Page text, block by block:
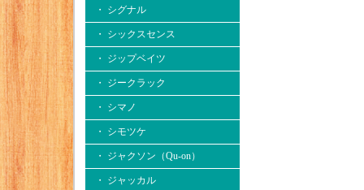
・ シグナル
・ シックスセンス
・ ジップベイツ
・ ジークラック
・ シマノ
・ シモツケ
・ ジャクソン（Qu-on）
・ ジャッカル